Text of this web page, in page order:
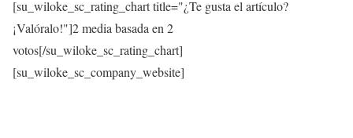
[su_wiloke_sc_rating_chart title="¿Te gusta el artículo?
¡Valóralo!"]2media basada en 2
votos[/su_wiloke_sc_rating_chart]
[su_wiloke_sc_company_website]